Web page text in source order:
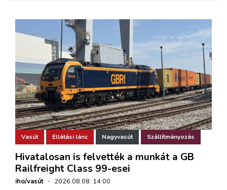
Vasút Ellátási lánc Nagyvasút Szállítmányozás
Hivatalosan is felvették a munkát a GB
Railfreight Class 99-esei
iho/vasút · 2026.08.08. 14:00